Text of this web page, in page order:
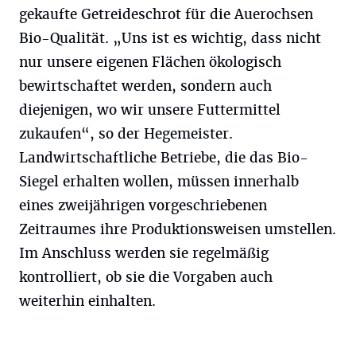
gekaufte Getreideschrot für die Auerochsen
Bio-Qualität. „Uns ist es wichtig, dass nicht
nur unsere eigenen Flächen ökologisch
bewirtschaftet werden, sondern auch
diejenigen, wo wir unsere Futtermittel
zukaufen“, so der Hegemeister.
Landwirtschaftliche Betriebe, die das Bio-
Siegel erhalten wollen, müssen innerhalb
eines zweijährigen vorgeschriebenen
Zeitraumes ihre Produktionsweisen umstellen.
Im Anschluss werden sie regelmäßig
kontrolliert, ob sie die Vorgaben auch
weiterhin einhalten.